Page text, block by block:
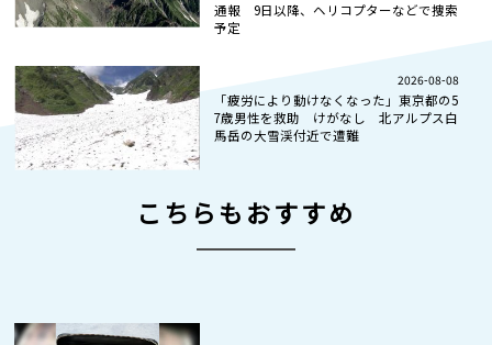
通報 9日以降、ヘリコプターなどで捜索
予定
2026-08-08
「疲労により動けなくなった」東京都の5
7歳男性を救助 けがなし 北アルプス白
馬岳の大雪渓付近で遭難
こちらもおすすめ